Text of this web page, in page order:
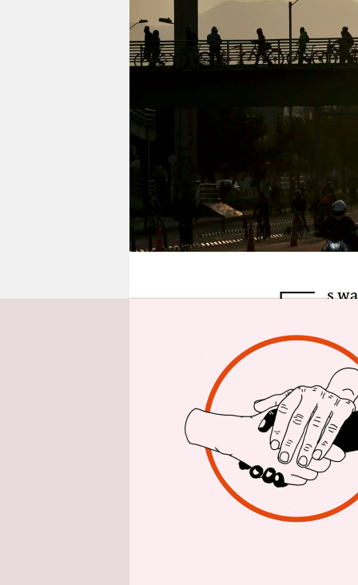
veranstaltungen
shop
unterstützen
abo
genossenschaft
epaper login
E s
sagt Joyse
tief.
Sein
torkelnd
sicher zu
alt,